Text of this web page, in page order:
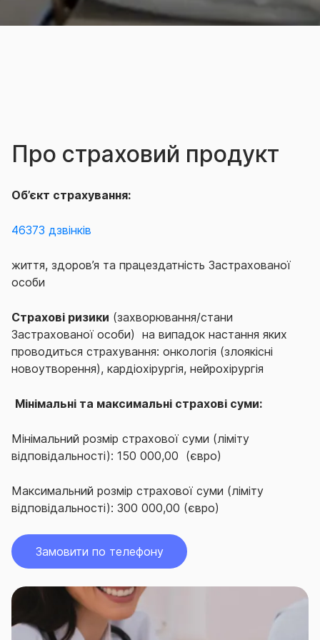
Про страховий продукт
Об’єкт страхування:
46373 дзвінків
життя, здоров’я та працездатність Застрахованої
особи
Страхові ризики (захворювання/стани
Застрахованої особи) на випадок настання яких
проводиться страхування: онкологія (злоякісні
новоутворення), кардіохірургія, нейрохірургія
Мінімальні та максимальні страхові суми:
Мінімальний розмір страхової суми (ліміту
відповідальності): 150 000,00 (євро)
Максимальний розмір страхової суми (ліміту
відповідальності): 300 000,00 (євро)
Замовити по телефону